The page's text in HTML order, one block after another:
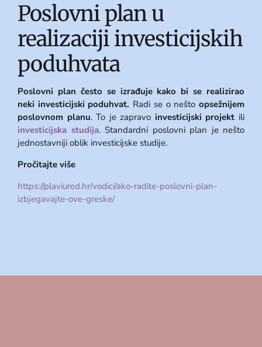
Poslovni plan u
realizaciji investicijskih
poduhvata
Poslovni plan često se izrađuje kako bi se realizirao
neki investicijski poduhvat. Radi se o neštoopsežnijem
poslovnom planu. To je zapravo investicijski projekt ili
investicijska studija. Standardni poslovni plan je nešto
jednostavniji oblik investicijske studije.
Pročitajte više
https://plaviured.hr/vodici/ako-radite-poslovni-plan-
izbjegavajte-ove-greske/